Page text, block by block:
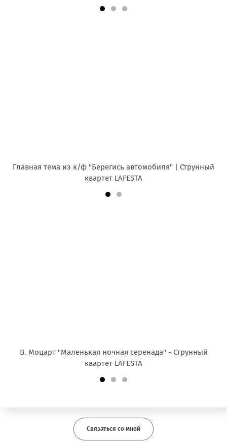
Главная тема из к/ф "Берегись автомобиля" | Струнный
квартет LAFESTA
В. Моцарт "Маленькая ночная серенада" - Струнный
квартет LAFESTA
Связаться со мной